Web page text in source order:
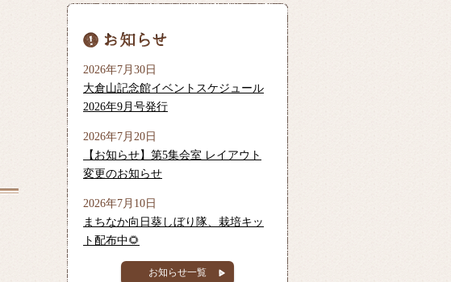
2026年7月30日
大倉山記念館イベントスケジュール
2026年9月号発行
2026年7月20日
【お知らせ】第5集会室 レイアウト
変更のお知らせ
2026年7月10日
まちなか向日葵しぼり隊、栽培キッ
ト配布中🌻
お知らせ一覧